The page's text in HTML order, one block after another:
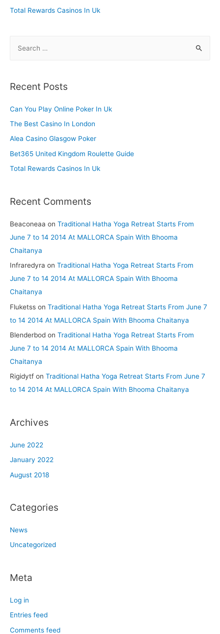
Total Rewards Casinos In Uk
r
h
f
o
Recent Posts
Can You Play Online Poker In Uk
The Best Casino In London
Alea Casino Glasgow Poker
Bet365 United Kingdom Roulette Guide
Total Rewards Casinos In Uk
Recent Comments
Beaconeaa on Traditional Hatha Yoga Retreat Starts From
June 7 to 14 2014 At MALLORCA Spain With Bhooma
Chaitanya
Infraredyra on Traditional Hatha Yoga Retreat Starts From
June 7 to 14 2014 At MALLORCA Spain With Bhooma
Chaitanya
Fluketss on Traditional Hatha Yoga Retreat Starts From June 7
to 14 2014 At MALLORCA Spain With Bhooma Chaitanya
Blenderbod on Traditional Hatha Yoga Retreat Starts From
June 7 to 14 2014 At MALLORCA Spain With Bhooma
Chaitanya
Rigidytf on Traditional Hatha Yoga Retreat Starts From June 7
to 14 2014 At MALLORCA Spain With Bhooma Chaitanya
Archives
June 2022
January 2022
August 2018
Categories
News
Uncategorized
Meta
Log in
Entries feed
Comments feed